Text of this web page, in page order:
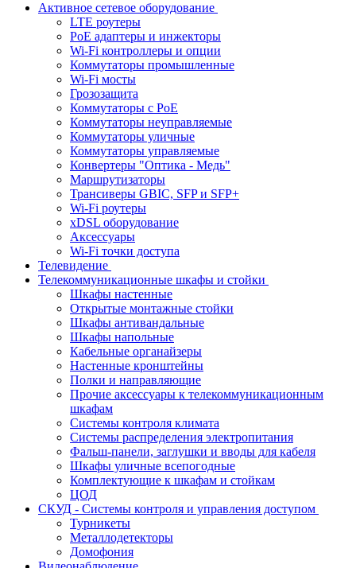
Активное сетевое оборудование
LTE роутеры
PoE адаптеры и инжекторы
Wi-Fi контроллеры и опции
Коммутаторы промышленные
Wi-Fi мосты
Грозозащита
Коммутаторы c PoE
Коммутаторы неуправляемые
Коммутаторы уличные
Коммутаторы управляемые
Конвертеры "Оптика - Медь"
Маршрутизаторы
Трансиверы GBIC, SFP и SFP+
Wi-Fi роутеры
xDSL оборудование
Аксессуары
Wi-Fi точки доступа
Телевидение
Телекоммуникационные шкафы и стойки
Шкафы настенные
Открытые монтажные стойки
Шкафы антивандальные
Шкафы напольные
Кабельные органайзеры
Настенные кронштейны
Полки и направляющие
Прочие аксессуары к телекоммуникационным
шкафам
Системы контроля климата
Системы распределения электропитания
Фальш-панели, заглушки и вводы для кабеля
Шкафы уличные всепогодные
Комплектующие к шкафам и стойкам
ЦОД
СКУД - Системы контроля и управления доступом
Турникеты
Металлодетекторы
Домофония